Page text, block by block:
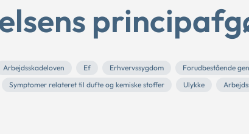
Arbejdsskadeloven Ef Erhvervssygdom Forudbestående
Symptomer relateret til dufte og kemiske stoffer Ulykke